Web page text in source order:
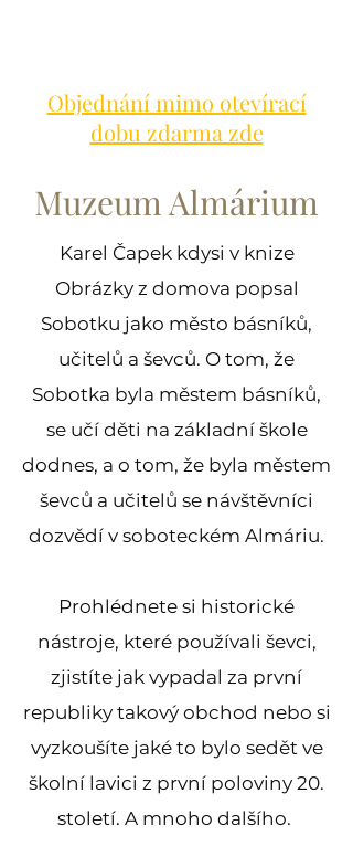
Objednání mimo otevírací
dobu zdarma zde
Muzeum Almárium
Karel Čapek kdysi v knize
Obrázky z domova popsal
Sobotku jako město básníků,
učitelů a ševců. O tom, že
Sobotka byla městem básníků,
se učí děti na základní škole
dodnes, a o tom, že byla městem
ševců a učitelů se návštěvníci
dozvědí v soboteckém Almáriu.
Prohlédnete si historické
nástroje, které používali ševci,
zjistíte jak vypadal za první
republiky takový obchod nebo si
vyzkoušíte jaké to bylo sedět ve
školní lavici z první poloviny 20.
století. A mnoho dalšího.